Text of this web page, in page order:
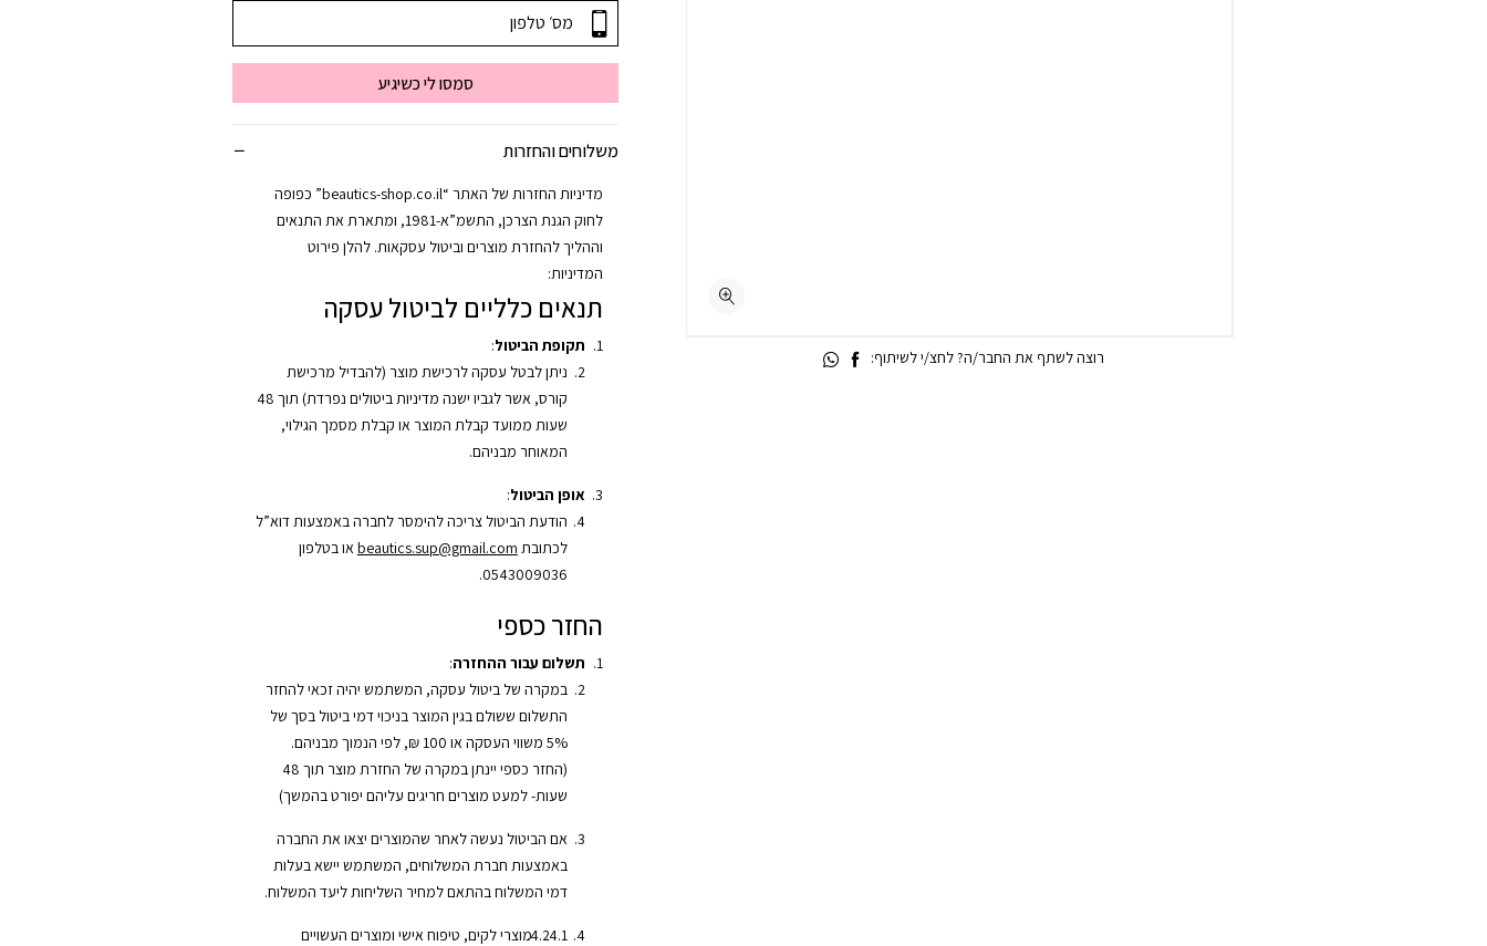
סמסו לי כשיגיע
משלוחים והחזרות
מדיניות החזרות של האתר “beautics-shop.co.il” כפופה
לחוק הגנת הצרכן, התשמ”א-1981, ומתארת את התנאים
וההליך להחזרת מוצרים וביטול עסקאות. להלן פירוט
המדיניות:
תנאים כלליים לביטול עסקה
תקופת הביטול:
ניתן לבטל עסקה לרכישת מוצר (להבדיל מרכישת
קורס, אשר לגביו ישנה מדיניות ביטולים נפרדת) תוך 48
שעות ממועד קבלת המוצר או קבלת מסמך הגילוי,
המאוחר מבניהם.
אופן הביטול:
הודעת הביטול צריכה להימסר לחברה באמצעות דוא”ל
לכתובת beautics.sup@gmail.com או בטלפון
0543009036.
החזר כספי
תשלום עבור ההחזרה:
במקרה של ביטול עסקה, המשתמש יהיה זכאי להחזר
התשלום ששולם בגין המוצר בניכוי דמי ביטול בסך של
5% משווי העסקה או 100 ₪, לפי הנמוך מבניהם.
(החזר כספי יינתן במקרה של החזרת מוצר תוך 48
שעות- למעט מוצרים חריגים עליהם יפורט בהמשך)
אם הביטול נעשה לאחר שהמוצרים יצאו את החברה
באמצעות חברת המשלוחים, המשתמש יישא בעלות
דמי המשלוח בהתאם למחיר השליחות ליעד המשלוח.
מוצרי לקים, טיפוח אישי ומוצרים העשויים
רוצה לשתף את החבר/ה? לחצ/י לשיתוף: